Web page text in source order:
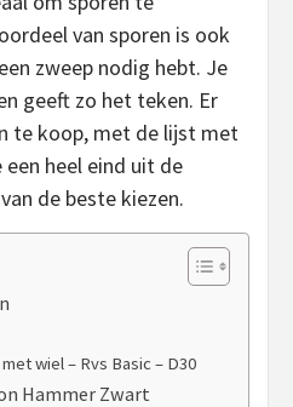
van sporen is ook
zweep nodig hebt. Je
geeft zo het teken. Er
te koop, met de lijst met
heel eind uit de
de beste kiezen.
wiel – Rvs Basic – D30
Hammer Zwart